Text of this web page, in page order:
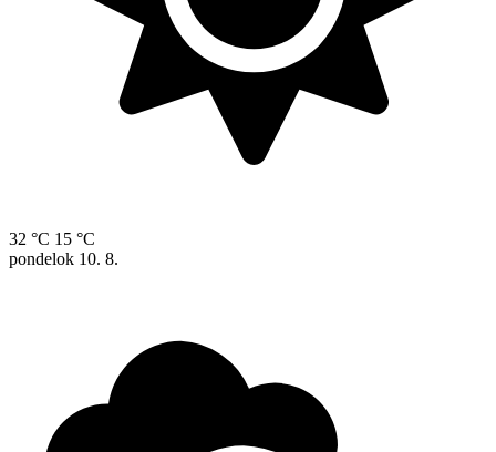
32 °C 15 °C
pondelok 10. 8.